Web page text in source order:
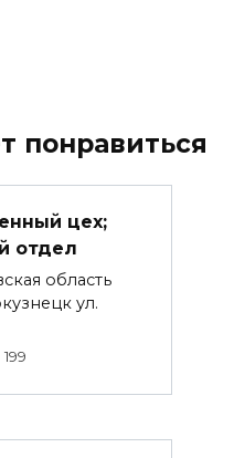
понравиться
цех;
отдел
область
ул.
199